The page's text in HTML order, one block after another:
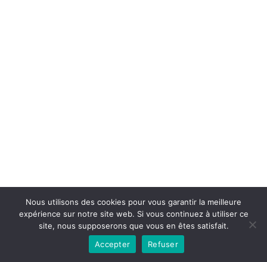
Copyright © 2026la boutique mirabelle}.
Nous utilisons des cookies pour vous garantir la meilleure
expérience sur notre site web. Si vous continuez à utiliser ce
site, nous supposerons que vous en êtes satisfait.
Accepter
Refuser